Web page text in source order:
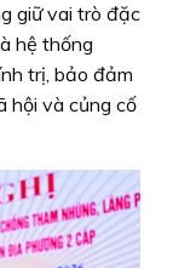
giữ vai trò đặc
hệ thống
trị, bảo đảm
hội và củng cố